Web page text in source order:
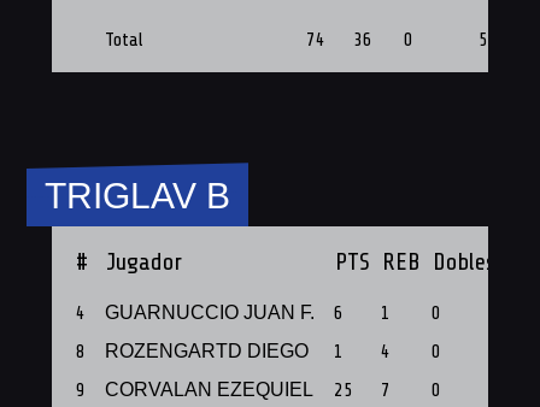
Total 74 36 0 5
TRIGLAV B
# Jugador PTS REB Dobles
4 GUARNUCCIO JUAN F. 6 1 0
8
ROZENGARTD DIEGO 1 4 0
9
CORVALAN EZEQUIEL 25 7 0